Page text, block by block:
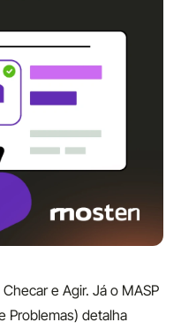
e Agir. Já o MASP
Problemas) detalha